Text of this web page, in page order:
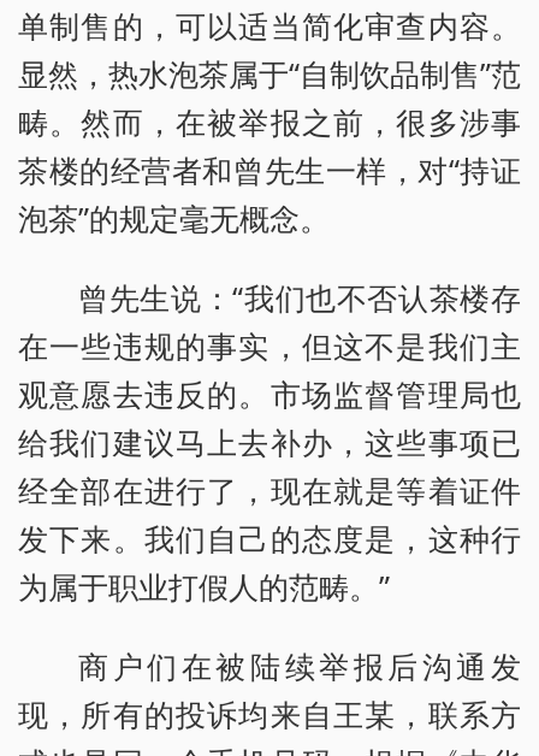
单制售的，可以适当简化审查内容。
显然，热水泡茶属于“自制饮品制售”范
畴。然而，在被举报之前，很多涉事
茶楼的经营者和曾先生一样，对“持证
泡茶”的规定毫无概念。
曾先生说：“我们也不否认茶楼存
在一些违规的事实，但这不是我们主
观意愿去违反的。市场监督管理局也
给我们建议马上去补办，这些事项已
经全部在进行了，现在就是等着证件
发下来。我们自己的态度是，这种行
为属于职业打假人的范畴。”
商户们在被陆续举报后沟通发
现，所有的投诉均来自王某，联系方